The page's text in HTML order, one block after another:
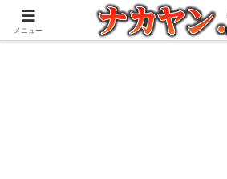
アウトドアとガジェット好きな管理人の愉
メニュー